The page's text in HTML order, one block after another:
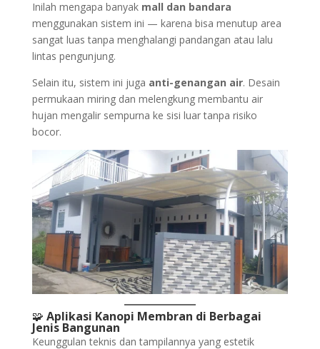
Inilah mengapa banyak mall dan bandara
menggunakan sistem ini — karena bisa menutup area
sangat luas tanpa menghalangi pandangan atau lalu
lintas pengunjung.
Selain itu, sistem ini juga anti-genangan air. Desain
permukaan miring dan melengkung membantu air
hujan mengalir sempurna ke sisi luar tanpa risiko
bocor.
🧩 Aplikasi Kanopi Membran di Berbagai
Jenis Bangunan
Keunggulan teknis dan tampilannya yang estetik